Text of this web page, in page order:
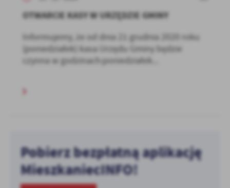
OTWARCIE KASY W URZĘDZIE GMINY
Informujemy, że od dnia 21 grudnia 2020 roku
(poniedziałek) kasa Urzędu Gminy będzie
czynna w godzinach:poniedziałek...
Pobierz bezpłatną aplikację
MieszkaniecINFO!